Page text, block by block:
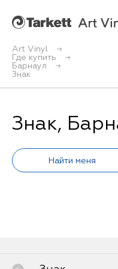
Art Vinyl
Где купить
Барнаул
Знак
Знак,
Art